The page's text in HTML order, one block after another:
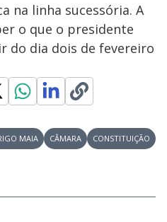
na linha sucessória. A
o que o presidente
do dia dois de fevereiro
MAIA CÂMARA CONSTITUIÇÃO